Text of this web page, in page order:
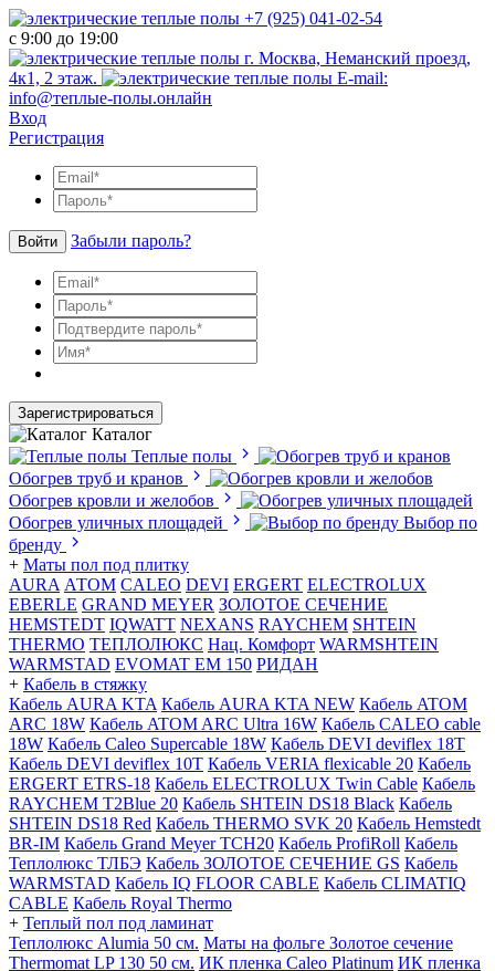
+7 (925) 041-02-54
с 9:00 до 19:00
г. Москва, Неманский проезд,
4к1, 2 этаж.
E-mail:
info@теплые-полы.онлайн
Вход
Регистрация
Войти Забыли пароль?
Зарегистрироваться
Каталог
Теплые полы
Обогрев труб и кранов
Обогрев кровли и желобов
Обогрев уличных площадей
Выбор по
бренду
+ Маты пол под плитку
AURA АТОМ CALEO DEVI ERGERT ELECTROLUX
EBERLE GRAND MEYER ЗОЛОТОЕ СЕЧЕНИЕ
HEMSTEDT IQWATT NEXANS RAYCHEM SHTEIN
THERMO ТЕПЛОЛЮКС Нац. Комфорт WARMSHTEIN
WARMSTAD EVOMAT EM 150 РИДАН
+ Кабель в стяжку
Кабель AURA KTA Кабель AURA KTA NEW Кабель ATOM
ARC 18W Кабель ATOM ARC Ultra 16W Кабель CALEO cable
18W Кабель Caleo Supercable 18W Кабель DEVI deviflex 18T
Кабель DEVI deviflex 10T Кабель VERIA flexicable 20 Кабель
ERGERT ETRS-18 Кабель ELECTROLUX Twin Cable Кабель
RAYCHEM T2Blue 20 Кабель SHTEIN DS18 Black Кабель
SHTEIN DS18 Red Кабель THERMO SVK 20 Кабель Hemstedt
BR-IM Кабель Grand Meyer TCH20 Кабель ProfiRoll Кабель
Теплолюкс ТЛБЭ Кабель ЗОЛОТОЕ СЕЧЕНИЕ GS Кабель
WARMSTAD Кабель IQ FLOOR CABLE Кабель CLIMATIQ
CABLE Кабель Royal Thermo
+ Теплый пол под ламинат
Теплолюкс Alumia 50 см. Маты на фольге Золотое сечение
Thermomat LP 130 50 cм. ИК пленка Caleo Platinum ИК пленка